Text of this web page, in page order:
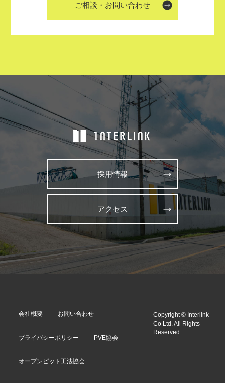
ご相談・お問い合わせ
採用情報
アクセス
会社概要 お問い合わせ
プライバシーポリシー PVE協会
オープンピット工法協会
Copyright © Interlink
Co Ltd. All Rights
Reserved